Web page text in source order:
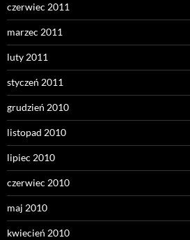
czerwiec 2011
marzec 2011
luty 2011
styczeń 2011
grudzień 2010
listopad 2010
lipiec 2010
czerwiec 2010
maj 2010
kwiecień 2010